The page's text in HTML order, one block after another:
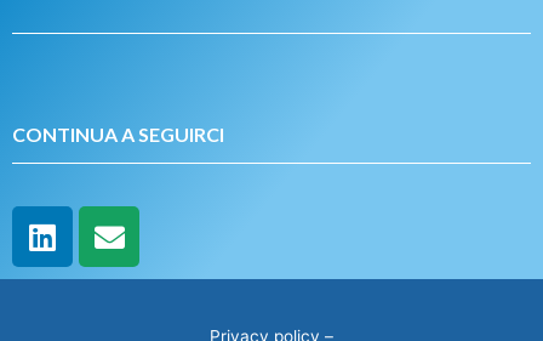
CONTINUA A SEGUIRCI
Privacy policy –